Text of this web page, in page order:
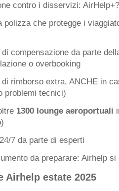
contro i disservizi: AirHelp+?
polizza che protegge i
di compensazione da parte
o overbooking
di rimborso extra, ANCHE in
problemi tecnici)
1300 lounge aeroportuali
7 da parte di esperti
da preparare: Airhelp
Airhelp estate 2025